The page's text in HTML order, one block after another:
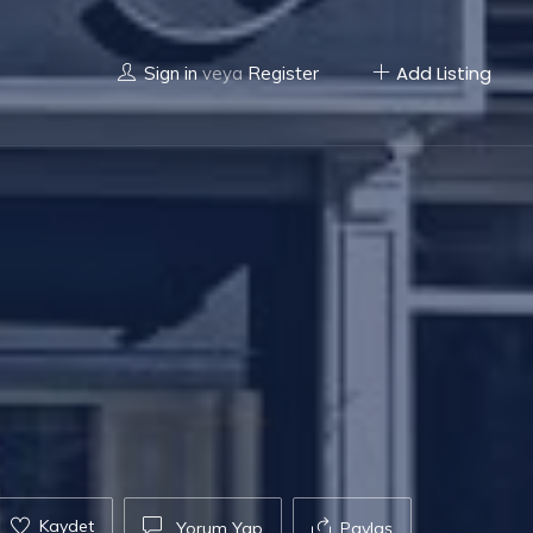
Sign in veya Register Add Listing
Kaydet Yorum Yap Paylaş